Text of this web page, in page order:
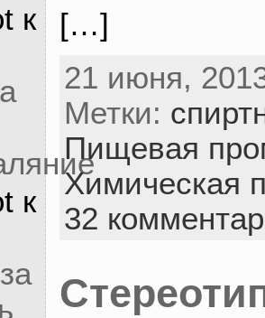
к
к
[…]
21 июня,
Метки:
Пищевая
Химическая
32